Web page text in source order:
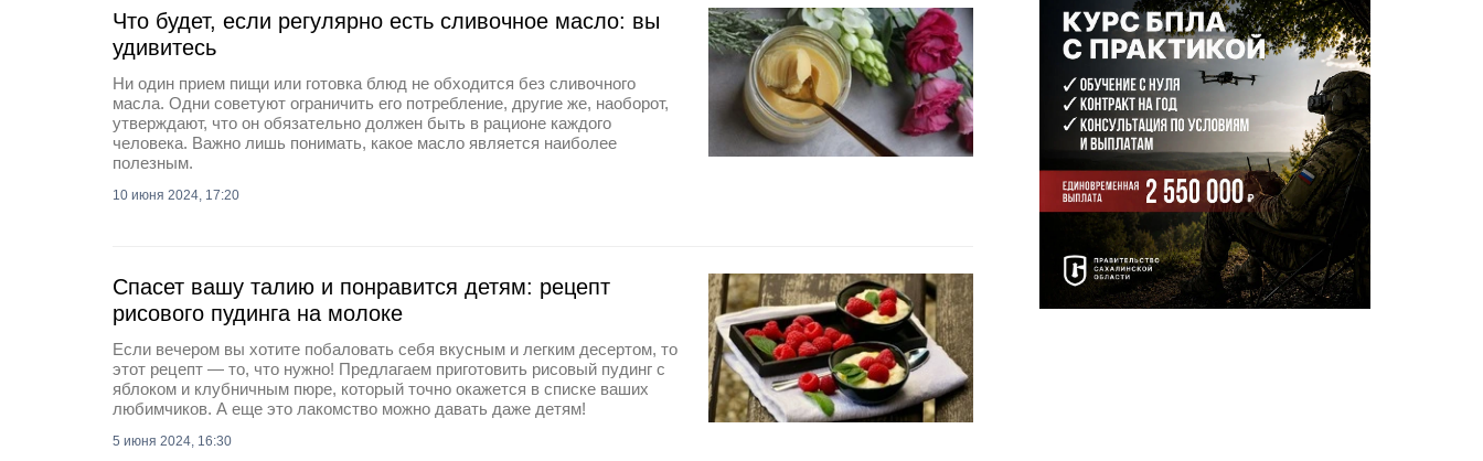
Что будет, если регулярно есть сливочное масло: вы
удивитесь
Ни один прием пищи или готовка блюд не обходится без сливочного
масла. Одни советуют ограничить его потребление, другие же, наоборот,
утверждают, что он обязательно должен быть в рационе каждого
человека. Важно лишь понимать, какое масло является наиболее
полезным.
10 июня 2024, 17:20
Спасет вашу талию и понравится детям: рецепт
рисового пудинга на молоке
Если вечером вы хотите побаловать себя вкусным и легким десертом, то
этот рецепт — то, что нужно! Предлагаем приготовить рисовый пудинг с
яблоком и клубничным пюре, который точно окажется в списке ваших
любимчиков. А еще это лакомство можно давать даже детям!
5 июня 2024, 16:30